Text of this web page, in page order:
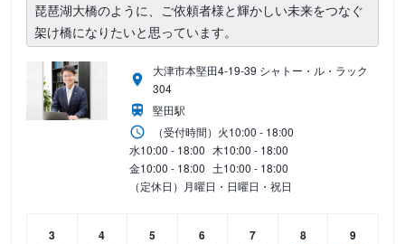
琵琶湖大橋のように、ご依頼者様と輝かしい未来をつなぐ
架け橋になりたいと思っています。
大津市本堅田4-19-39 シャトー・ル・ラック
304
堅田駅
（受付時間） 火10:00 - 18:00
水10:00 - 18:00 木10:00 - 18:00
金10:00 - 18:00 土10:00 - 18:00
（定休日）月曜日・日曜日・祝日
3
4
5
6
7
8
9